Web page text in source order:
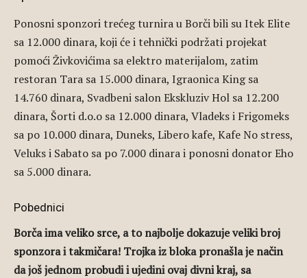
Ponosni sponzori trećeg turnira u Borči bili su Itek Elite
sa 12.000 dinara, koji će i tehnički podržati projekat
pomoći Živkovićima sa elektro materijalom, zatim
restoran Tara sa 15.000 dinara, Igraonica King sa
14.760 dinara, Svadbeni salon Ekskluziv Hol sa 12.200
dinara, Šorti d.o.o sa 12.000 dinara, Vladeks i Frigomeks
sa po 10.000 dinara, Duneks, Libero kafe, Kafe No stress,
Veluks i Sabato sa po 7.000 dinara i ponosni donator Eho
sa 5.000 dinara.
Pobednici
Borča ima veliko srce, a to najbolje dokazuje veliki broj
sponzora i takmičara! Trojka iz bloka pronašla je način
da još jednom probudi i ujedini ovaj divni kraj, sa